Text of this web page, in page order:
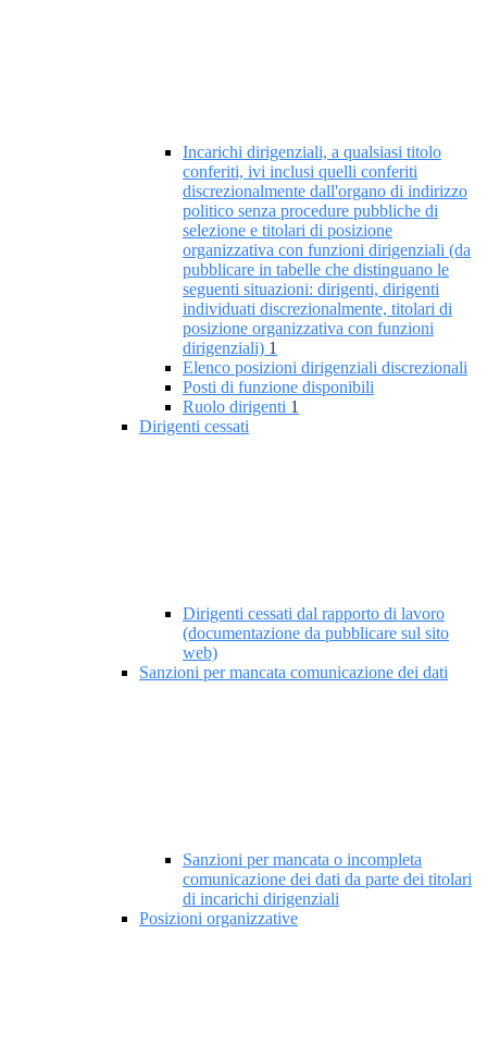
Incarichi dirigenziali, a qualsiasi titolo
conferiti, ivi inclusi quelli conferiti
discrezionalmente dall'organo di indirizzo
politico senza procedure pubbliche di
selezione e titolari di posizione
organizzativa con funzioni dirigenziali (da
pubblicare in tabelle che distinguano le
seguenti situazioni: dirigenti, dirigenti
individuati discrezionalmente, titolari di
posizione organizzativa con funzioni
dirigenziali) 1
Elenco posizioni dirigenziali discrezionali
Posti di funzione disponibili
Ruolo dirigenti 1
Dirigenti cessati
Dirigenti cessati dal rapporto di lavoro
(documentazione da pubblicare sul sito
web)
Sanzioni per mancata comunicazione dei dati
Sanzioni per mancata o incompleta
comunicazione dei dati da parte dei titolari
di incarichi dirigenziali
Posizioni organizzative